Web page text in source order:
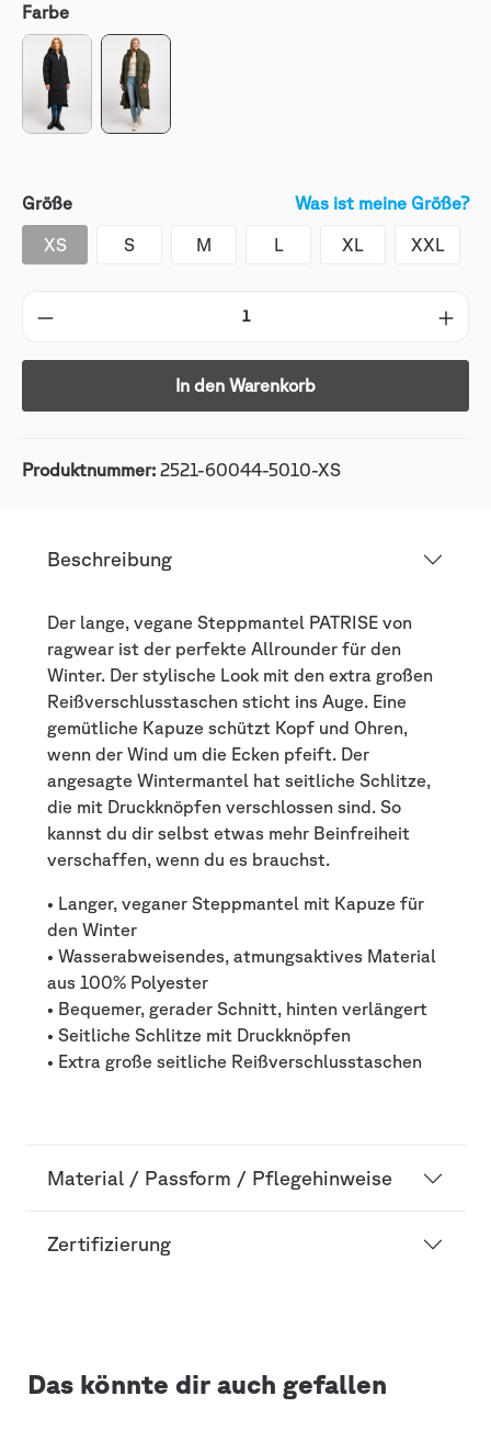
Farbe
Größe Was ist meine Größe?
XS S M L XL XXL
In den Warenkorb
Produktnummer: 2521-60044-5010-XS
Beschreibung
Der lange, vegane Steppmantel PATRISE von
ragwear ist der perfekte Allrounder für den
Winter. Der stylische Look mit den extra großen
Reißverschlusstaschen sticht ins Auge. Eine
gemütliche Kapuze schützt Kopf und Ohren,
wenn der Wind um die Ecken pfeift. Der
angesagte Wintermantel hat seitliche Schlitze,
die mit Druckknöpfen verschlossen sind. So
kannst du dir selbst etwas mehr Beinfreiheit
verschaffen, wenn du es brauchst.
• Langer, veganer Steppmantel mit Kapuze für
den Winter
• Wasserabweisendes, atmungsaktives Material
aus 100% Polyester
• Bequemer, gerader Schnitt, hinten verlängert
• Seitliche Schlitze mit Druckknöpfen
• Extra große seitliche Reißverschlusstaschen
Material / Passform / Pflegehinweise
Zertifizierung
Das könnte dir auch gefallen